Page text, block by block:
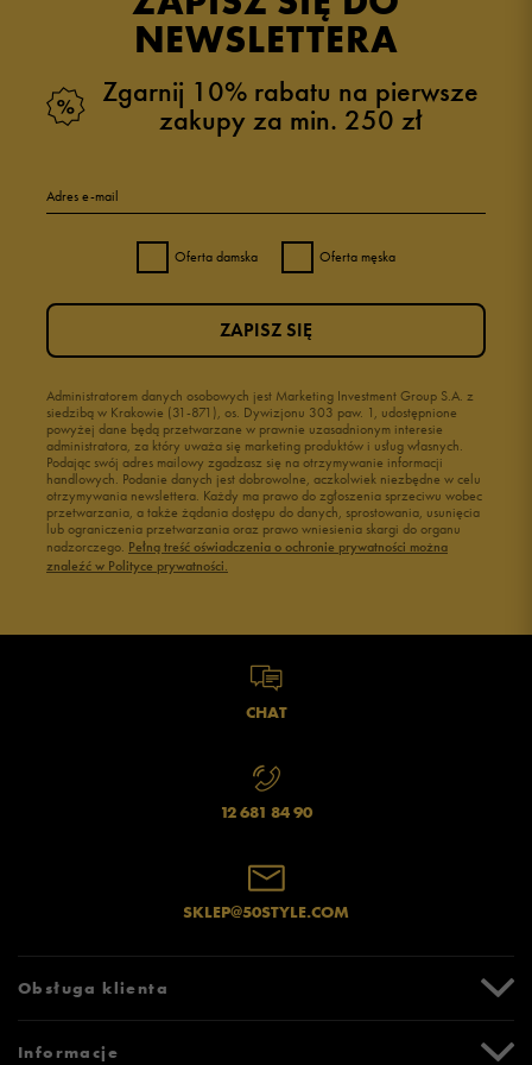
NEWSLETTERA
Zgarnij 10% rabatu na pierwsze
zakupy za min. 250 zł
Adres e-mail
Oferta damska Oferta męska
Administratorem danych osobowych jest Marketing Investment Group S.A. z
siedzibą w Krakowie (31-871), os. Dywizjonu 303 paw. 1, udostępnione
powyżej dane będą przetwarzane w prawnie uzasadnionym interesie
administratora, za który uważa się marketing produktów i usług własnych.
Podając swój adres mailowy zgadzasz się na otrzymywanie informacji
handlowych. Podanie danych jest dobrowolne, aczkolwiek niezbędne w celu
otrzymywania newslettera. Każdy ma prawo do zgłoszenia sprzeciwu wobec
przetwarzania, a także żądania dostępu do danych, sprostowania, usunięcia
lub ograniczenia przetwarzania oraz prawo wniesienia skargi do organu
nadzorczego. Pełną treść oświadczenia o ochronie prywatności można
znaleźć w Polityce prywatności.
ZAPISZ SIĘ
CHAT
12 681 84 90
SKLEP@50STYLE.COM
Obsługa klienta
Informacje